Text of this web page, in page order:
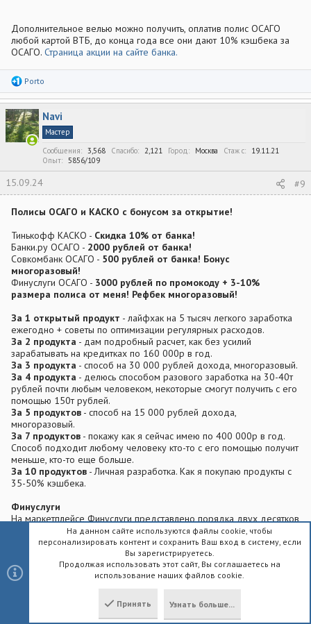
Дополнительное велью можно получить, оплатив полис ОСАГО
любой картой ВТБ, до конца года все они дают 10% кэшбека за
ОСАГО. Страница акции на сайте банка.
Р
а
к
ц
и
и
Porto
Navi
Мастер
Сообщения
3,568 Спасибо 2,121 Город Москва Стаж c
19.11.21
Опыт
5856/109
15.09.24 #9
Полисы ОСАГО и КАСКО с бонусом за открытие!
Тинькофф КАСКО - Скидка 10% от банка!
Банки.ру ОСАГО - 2000 рублей от банка!
Совкомбанк ОСАГО - 500 рублей от банка! Бонус
многоразовый!
Финуслуги ОСАГО - 3000 рублей по промокоду + 3-10%
размера полиса от меня! Рефбек многоразовый!
За 1 открытый продукт - лайфхак на 5 тысяч легкого заработка
ежегодно + советы по оптимизации регулярных расходов.
За 2 продукта - дам подробный расчет, как без усилий
зарабатывать на кредитках по 160 000р в год.
За 3 продукта - способ на 30 000 рублей дохода, многоразовый.
За 4 продукта - делюсь способом разового заработка на 30-40т
рублей почти любым человеком, некоторые смогут получить с его
помощью 150т рублей.
За 5 продуктов - способ на 15 000 рублей дохода,
многоразовый.
За 7 продуктов - покажу как я сейчас имею по 400 000р в год.
Способ подходит любому человеку кто-то с его помощью получит
меньше, кто-то еще больше.
За 10 продуктов - Личная разработка. Как я покупаю продукты с
35-50% кэшбека.
Финуслуги
На маркетплейсе Финуслуги представлено порядка двух десятков
страховых компаний, у которых можно сделать полис ОСАГО с
дополнительной выгодой.
До 30.09.2024 действует акция, где за оформление полиса
ОСАГО и применение промокода можно получить 3000 рублей!
площадке после 15.04.2024. Промокод действует только один
На данном сайте используются файлы cookie, чтобы
персонализировать контент и сохранить Ваш вход в систему, если
Вы зарегистрируетесь.
Продолжая использовать этот сайт, Вы соглашаетесь на
использование наших файлов cookie.
Принять Узнать больше...